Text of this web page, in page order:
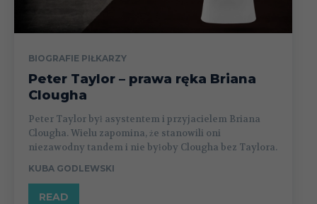
BIOGRAFIE PIŁKARZY
Peter Taylor – prawa ręka Briana
Clougha
Peter Taylor był asystentem i przyjacielem Briana
Clougha. Wielu zapomina, że stanowili oni
niezawodny tandem i nie byłoby Clougha bez Taylora.
KUBA GODLEWSKI
READ